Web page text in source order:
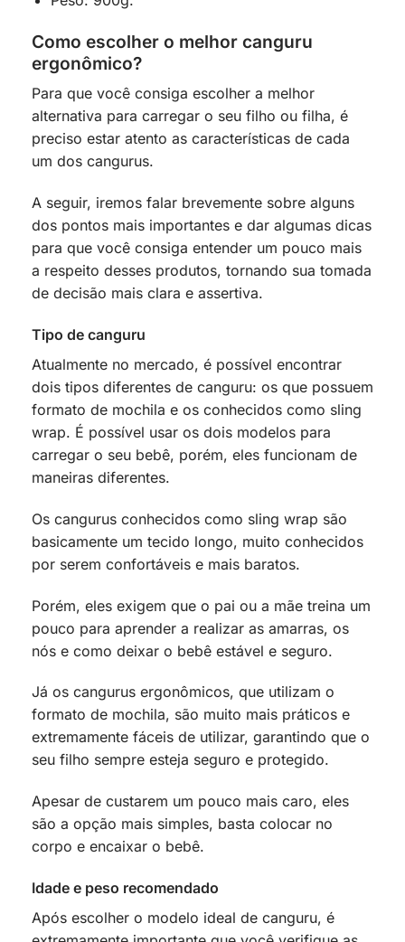
Como escolher o melhor canguru
ergonômico?
Para que você consiga escolher a melhor
alternativa para carregar o seu filho ou filha, é
preciso estar atento as características de cada
um dos cangurus.
A seguir, iremos falar brevemente sobre alguns
dos pontos mais importantes e dar algumas dicas
para que você consiga entender um pouco mais
a respeito desses produtos, tornando sua tomada
de decisão mais clara e assertiva.
Tipo de canguru
Atualmente no mercado, é possível encontrar
dois tipos diferentes de canguru: os que possuem
formato de mochila e os conhecidos como sling
wrap. É possível usar os dois modelos para
carregar o seu bebê, porém, eles funcionam de
maneiras diferentes.
Os cangurus conhecidos como sling wrap são
basicamente um tecido longo, muito conhecidos
por serem confortáveis e mais baratos.
Porém, eles exigem que o pai ou a mãe treina um
pouco para aprender a realizar as amarras, os
nós e como deixar o bebê estável e seguro.
Já os cangurus ergonômicos, que utilizam o
formato de mochila, são muito mais práticos e
extremamente fáceis de utilizar, garantindo que o
seu filho sempre esteja seguro e protegido.
Apesar de custarem um pouco mais caro, eles
são a opção mais simples, basta colocar no
corpo e encaixar o bebê.
Idade e peso recomendado
Após escolher o modelo ideal de canguru, é